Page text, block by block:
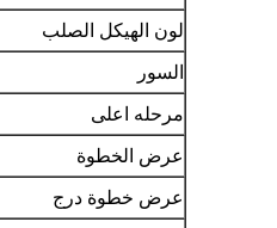
لون الهيكل الصلب
السور
مرحله اعلى
عرض الخطوة
عرض خطوة درج